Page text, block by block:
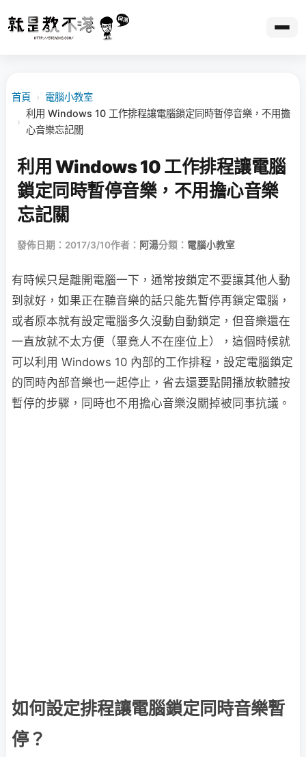
首頁 › 電腦小教室
›
利用 Windows 10 工作排程讓電腦鎖定同時暫停音樂，不用擔
心音樂忘記關
利用 Windows 10 工作排程讓電腦
鎖定同時暫停音樂，不用擔心音樂
忘記關
發佈日期：2017/3/10作者： 阿湯分類： 電腦小教室
有時候只是離開電腦一下，通常按鎖定不要讓其他人動
到就好，如果正在聽音樂的話只能先暫停再鎖定電腦，
或者原本就有設定電腦多久沒動自動鎖定，但音樂還在
一直放就不太方便（畢竟人不在座位上），這個時候就
可以利用 Windows 10 內部的工作排程，設定電腦鎖定
的同時內部音樂也一起停止，省去還要點開播放軟體按
暫停的步驟，同時也不用擔心音樂沒關掉被同事抗議。
如何設定排程讓電腦鎖定同時音樂暫
停？